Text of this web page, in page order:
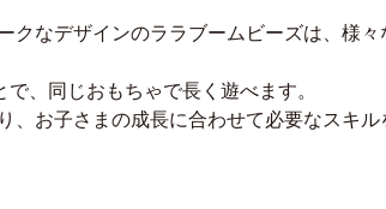
なデザインのララブームビーズは、様々
、同じおもちゃで長く遊べます。
お子さまの成長に合わせて必要なスキ